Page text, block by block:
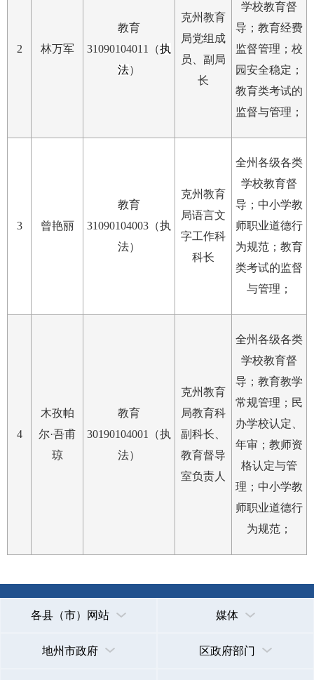
2 林万军
教育
31090104011（执
法）
克州教育
局党组成
员、副局
长
学校教育督
导；教育经费
监督管理；校
园安全稳定；
教育类考试的
监督与管理；
3 曾艳丽
教育
31090104003（执
法）
克州教育
局语言文
字工作科
科长
全州各级各类
学校教育督
导；中小学教
师职业道德行
为规范；教育
类考试的监督
与管理；
4
木孜帕
尔·吾甫
琼
教育
30190104001（执
法）
克州教育
局教育科
副科长、
教育督导
室负责人
全州各级各类
学校教育督
导；教育教学
常规管理；民
办学校认定、
年审；教师资
格认定与管
理；中小学教
师职业道德行
为规范；
区政府部门
主办：克孜勒苏柯尔克孜自治州人民政府办公室